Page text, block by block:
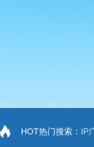
HOT热门搜索： IP